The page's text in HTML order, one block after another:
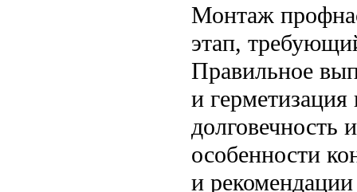
Монтаж
этап,
Правильное
и
долговечность
особенности
и